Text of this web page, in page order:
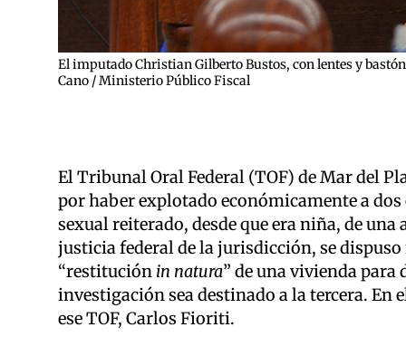
El imputado Christian Gilberto Bustos, con lentes y
Cano / Ministerio Público Fiscal
El Tribunal Oral Federal (TOF) de Mar del
por haber explotado económicamente a
sexual reiterado, desde que era niña, de
justicia federal de la jurisdicción, se
“restitución in natura” de una vivienda para
investigación sea destinado a la tercera.
ese TOF, Carlos Fioriti.